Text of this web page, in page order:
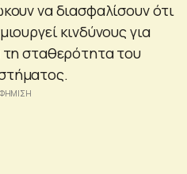
να διασφαλίσουν ότι
κινδύνους για
τη σταθερότητα του